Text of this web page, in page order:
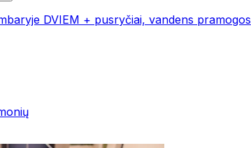
DVIEM + pusryčiai, vandens pramogos